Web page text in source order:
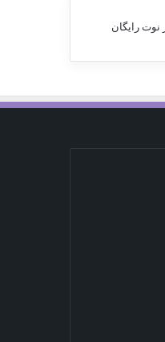
نوت رایگان